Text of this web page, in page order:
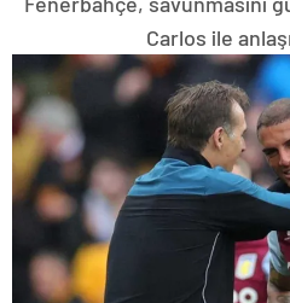
Carlos ile